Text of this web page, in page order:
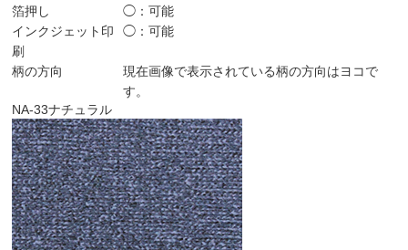
箔押し
◯：可能
インクジェット印
刷
◯：可能
柄の方向
現在画像で表示されている柄の方向はヨコで
す。
NA-33ナチュラル